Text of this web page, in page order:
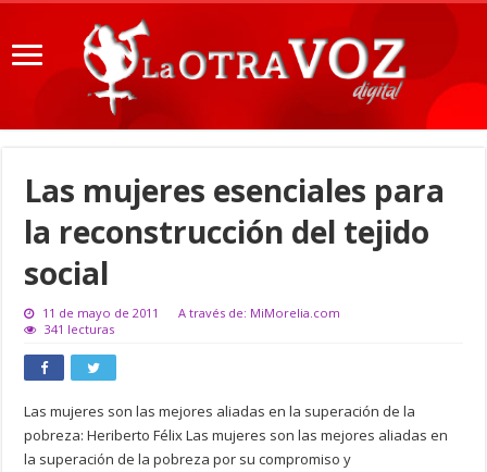
Las mujeres esenciales para
la reconstrucción del tejido
social
11 de mayo de 2011
A través de: MiMorelia.com
341 lecturas
Las mujeres son las mejores aliadas en la superación de la
pobreza: Heriberto Félix Las mujeres son las mejores aliadas en
la superación de la pobreza por su compromiso y